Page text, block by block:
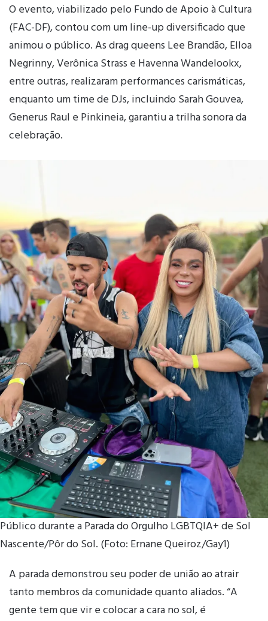
O evento, viabilizado pelo Fundo de Apoio à Cultura
(FAC-DF), contou com um line-up diversificado que
animou o público. As drag queens Lee Brandão, Elloa
Negrinny, Verônica Strass e Havenna Wandelookx,
entre outras, realizaram performances carismáticas,
enquanto um time de DJs, incluindo Sarah Gouvea,
Generus Raul e Pinkineia, garantiu a trilha sonora da
celebração.
Público durante a Parada do Orgulho LGBTQIA+ de Sol
Nascente/Pôr do Sol. (Foto: Ernane Queiroz/Gay1)
A parada demonstrou seu poder de união ao atrair
tanto membros da comunidade quanto aliados. “A
gente tem que vir e colocar a cara no sol, é